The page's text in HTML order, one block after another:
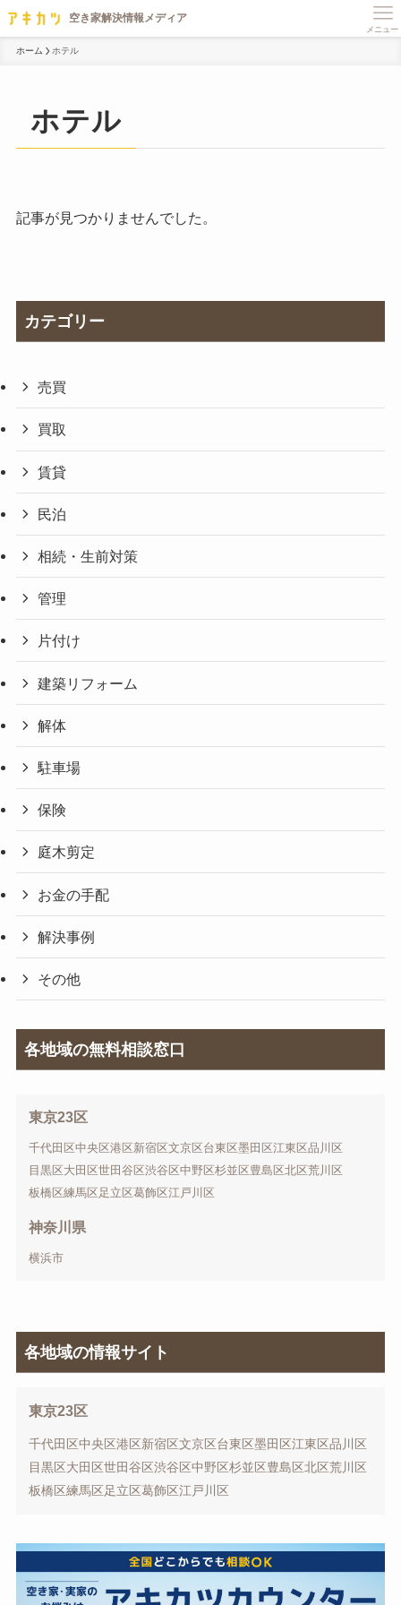
メニュー
ホーム ホテル
ホテル
記事が見つかりませんでした。
カテゴリー
売買
買取
賃貸
民泊
相続・生前対策
管理
片付け
建築リフォーム
解体
駐車場
保険
庭木剪定
お金の手配
解決事例
その他
各地域の無料相談窓口
東京23区
千代田区中央区港区新宿区文京区台東区墨田区江東区品川区
目黒区大田区世田谷区渋谷区中野区杉並区豊島区北区荒川区
板橋区練馬区足立区葛飾区江戸川区
神奈川県
横浜市
各地域の情報サイト
東京23区
千代田区中央区港区新宿区文京区台東区墨田区江東区品川区
目黒区大田区世田谷区渋谷区中野区杉並区豊島区北区荒川区
板橋区練馬区足立区葛飾区江戸川区